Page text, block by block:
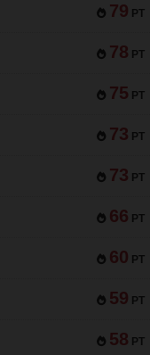
79 PT
78 PT
75 PT
73 PT
73 PT
66 PT
60 PT
59 PT
58 PT